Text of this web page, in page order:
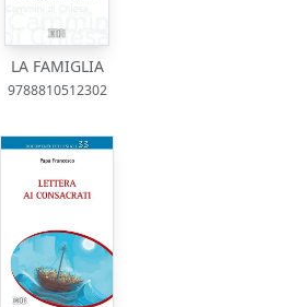
LA FAMIGLIA
9788810512302